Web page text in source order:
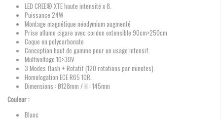
LED CREE® XTE haute intensité x 8.
Puissance 24W
Montage magnétique néodymium augmenté
Prise allume cigare avec cordon extensible 90cm>250cm
Coque en polycarbonate
Conception haut de gamme pour un usage intensif.
Multivoltage 10>30V.
3 Modes flash + Rotatif (120 rotations par minutes).
Homologation ECE R65 10R.
Dimensions : Ø128mm / H : 145mm
Couleur :
Blanc